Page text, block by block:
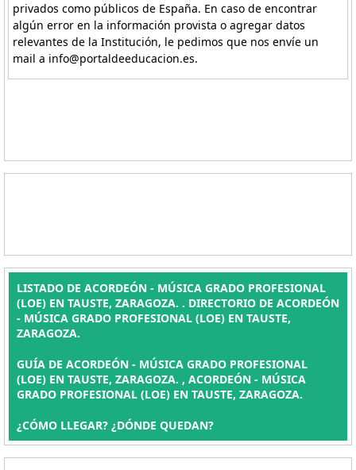
privados como públicos de España. En caso de encontrar
algún error en la información provista o agregar datos
relevantes de la Institución, le pedimos que nos envíe un
mail a info@portaldeeducacion.es.
LISTADO DE ACORDEÓN - MÚSICA GRADO PROFESIONAL
(LOE) EN TAUSTE, ZARAGOZA. . DIRECTORIO DE ACORDEÓN
- MÚSICA GRADO PROFESIONAL (LOE) EN TAUSTE,
ZARAGOZA.
GUÍA DE ACORDEÓN - MÚSICA GRADO PROFESIONAL
(LOE) EN TAUSTE, ZARAGOZA. , ACORDEÓN - MÚSICA
GRADO PROFESIONAL (LOE) EN TAUSTE, ZARAGOZA.
¿CÓMO LLEGAR? ¿DÓNDE QUEDAN?